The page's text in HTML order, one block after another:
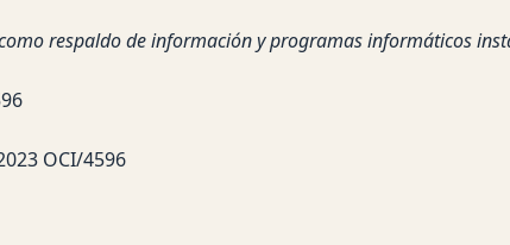
respaldo de información y programas informáticos
OCI/4596